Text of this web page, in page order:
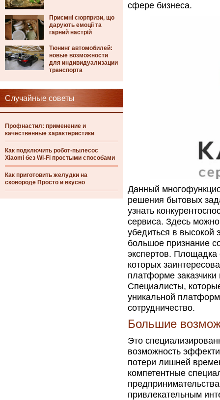
Приємні сюрпризи, що
дарують емоції та
гарний настрій
Тюнинг автомобилей:
новые возможности
для индивидуализации
транспорта
Случайные советы
Профнастил: применение и
качественные характеристики
Как подключить робот-пылесос
Xiaomi без Wi-Fi простыми способами
Как приготовить желудки на
сковороде Просто и вкусно
сфере бизнеса.
Данный
решения бытовых
узнать
сервиса. Здесь
убедиться в высокой
большое признание
экспертов. Площадка
которых
платформе заказчики
Специалисты,
уникальной
сотрудничество.
Большие
Это
возможность
потери лишней
компетентные
привлекательным